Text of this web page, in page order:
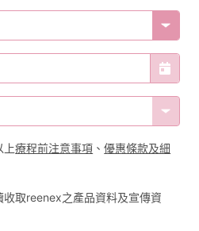
上療程前注意事項 、優惠條款及細
收取reenex之產品資料及宣傳資